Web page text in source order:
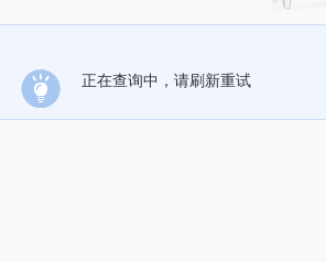
正在查询中，请刷新重试